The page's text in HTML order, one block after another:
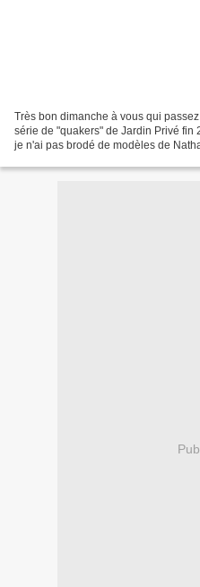
Très bon dimanche à vous qui
série de "quakers" de Jardin Privé fin
je n'ai pas brodé de modèles de